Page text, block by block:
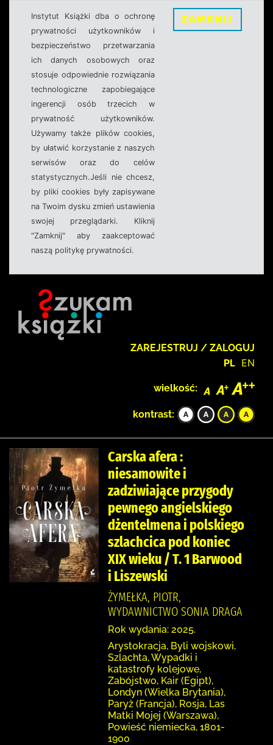
Instytut Książki dba o ochronę
prywatności użytkowników i
bezpieczeństwo przetwarzania
ich danych osobowych oraz
stosuje odpowiednie rozwiązania
technologiczne zapobiegające
ingerencji osób trzecich w
prywatność użytkowników.
Używamy także plików cookies,
by ułatwić korzystanie z naszych
serwisów oraz do celów
statystycznych.Jeśli nie chcesz,
by pliki cookies były zapisywane
na Twoim dysku zmień ustawienia
swojej przeglądarki. Kliknij
"Zamknij" aby zaakceptować
naszą politykę prywatności.
ZAMKNIJ
ZAREJESTRUJ / ZALOGUJ
PL EN
wielkość:
kontrast:
Carska afera :
niesamowite i
zadziwiające przygody
pewnego angielskiego
dżentelmena i polskiego
szlachcica pod koniec
XIX wieku / T. 1 Barwood
i Liszewski
ŻYMEŁKA, PIOTR,
WYDAWNICTWO SONIA DRAGA
Rok wydania: 2025.
Arystokracja, Byli wojskowi,
Szlachta, Wypadki i
katastrofy kolejowe,
Zabójstwo, Kair (Egipt),
Londyn (Wielka Brytania),
Paryż (Francja), Rosja, Las
Matki Mojej (Warszawa),
Powieść niemiecka, 1801-
1900